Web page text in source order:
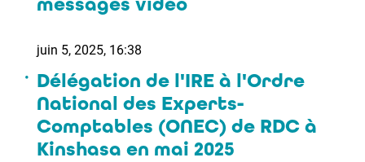
juin 5, 2025, 16:38
Délégation de l'IRE à l'Ordre
National des Experts-
Comptables (ONEC) de RDC à
Kinshasa en mai 2025